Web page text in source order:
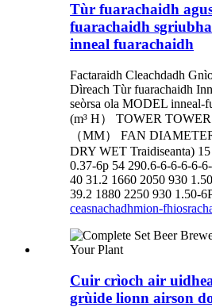
Tùr fuarachaidh
fuarachaidh sgriubha
inneal fuarachaidh
Factaraidh Cleachdadh
Dìreach Tùr fuarachaidh
seòrsa ola MODEL inneal-
(m³ H） TOWER
（MM） FAN
DRY WET Traidiseanta)
0.37-6p 54 290.6-6-6-6-6-
40 31.2 1660 2050 930
39.2 1880 2250 930 1.50-
ceasnachadhmion-
Cuir crìoch air
grùide lionn airson